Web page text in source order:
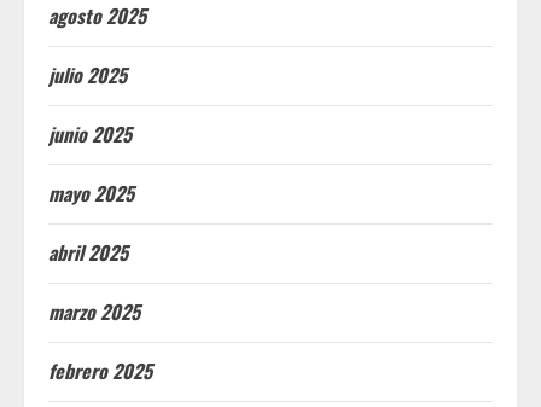
agosto 2025
julio 2025
junio 2025
mayo 2025
abril 2025
marzo 2025
febrero 2025